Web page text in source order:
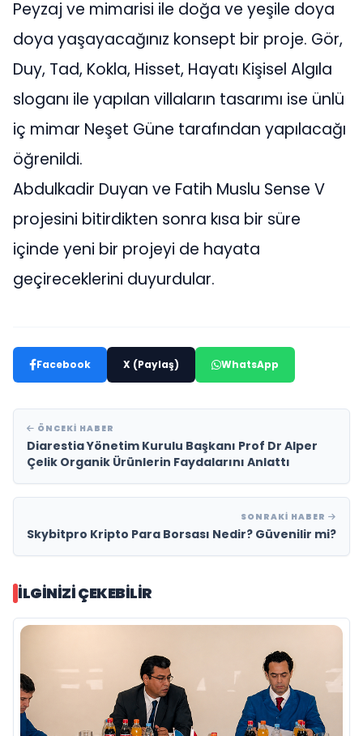
Peyzaj ve mimarisi ile doğa ve yeşile doya
doya yaşayacağınız konsept bir proje. Gör,
Duy, Tad, Kokla, Hisset, Hayatı Kişisel Algıla
sloganı ile yapılan villaların tasarımı ise ünlü
iç mimar Neşet Güne tarafından yapılacağı
öğrenildi.
Abdulkadir Duyan ve Fatih Muslu Sense V
projesini bitirdikten sonra kısa bir süre
içinde yeni bir projeyi de hayata
geçireceklerini duyurdular.
Facebook X (Paylaş) WhatsApp
ÖNCEKI HABER
Diarestia Yönetim Kurulu Başkanı Prof Dr Alper
Çelik Organik Ürünlerin Faydalarını Anlattı
SONRAKI HABER
Skybitpro Kripto Para Borsası Nedir? Güvenilir mi?
İLGINIZI ÇEKEBILIR